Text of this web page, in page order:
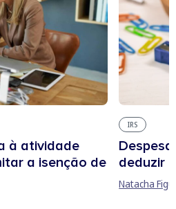
à atividade
a isenção de
IRS
deduzir
Natacha